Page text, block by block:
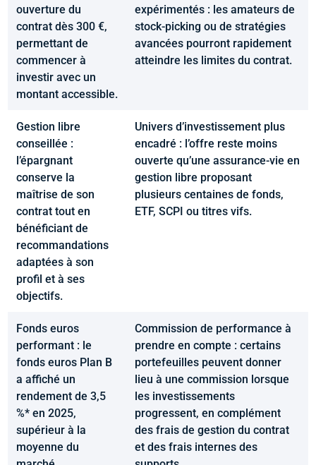
ouverture du
contrat dès 300 €,
permettant de
commencer à
investir avec un
montant accessible.
expérimentés : les amateurs de
stock-picking ou de stratégies
avancées pourront rapidement
atteindre les limites du contrat.
Gestion libre
conseillée :
l’épargnant
conserve la
maîtrise de son
contrat tout en
bénéficiant de
recommandations
adaptées à son
profil et à ses
objectifs.
Univers d’investissement plus
encadré : l’offre reste moins
ouverte qu’une assurance-vie en
gestion libre proposant
plusieurs centaines de fonds,
ETF, SCPI ou titres vifs.
Fonds euros
performant : le
fonds euros Plan B
a affiché un
rendement de 3,5
%* en 2025,
supérieur à la
moyenne du
Commission de performance à
prendre en compte : certains
portefeuilles peuvent donner
lieu à une commission lorsque
les investissements
progressent, en complément
des frais de gestion du contrat
et des frais internes des